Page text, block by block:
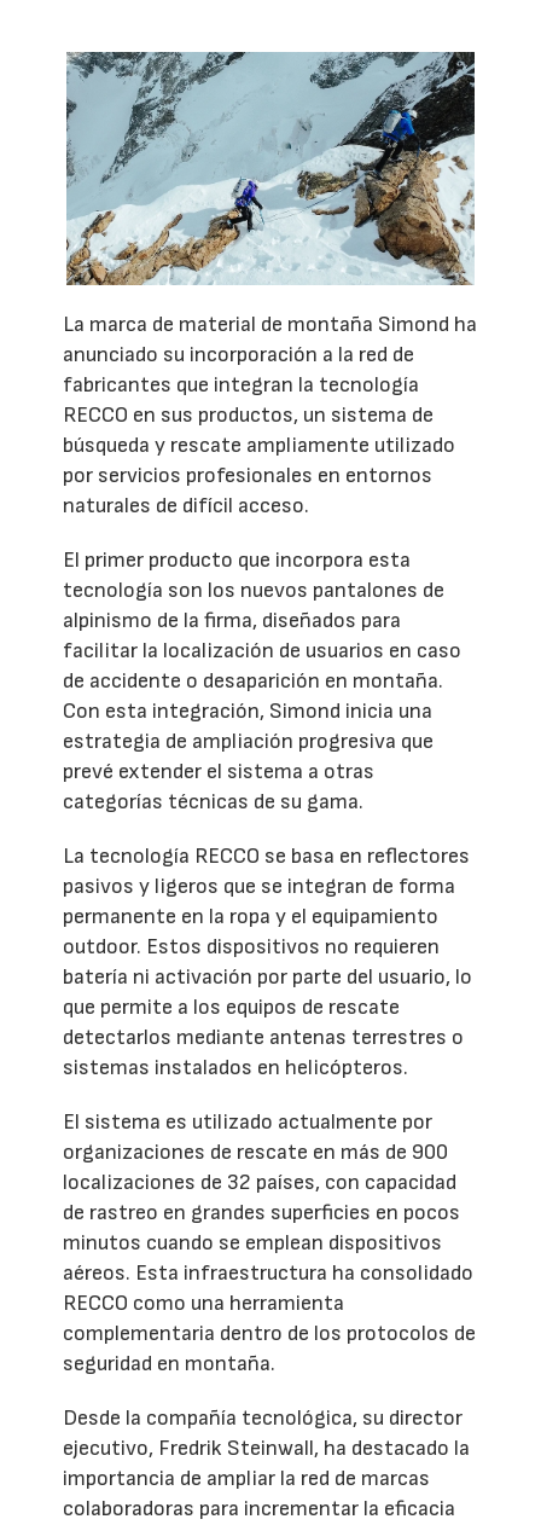
La marca de material de montaña Simond ha
anunciado su incorporación a la red de
fabricantes que integran la tecnología
RECCO en sus productos, un sistema de
búsqueda y rescate ampliamente utilizado
por servicios profesionales en entornos
naturales de difícil acceso.
El primer producto que incorpora esta
tecnología son los nuevos pantalones de
alpinismo de la firma, diseñados para
facilitar la localización de usuarios en caso
de accidente o desaparición en montaña.
Con esta integración, Simond inicia una
estrategia de ampliación progresiva que
prevé extender el sistema a otras
categorías técnicas de su gama.
La tecnología RECCO se basa en reflectores
pasivos y ligeros que se integran de forma
permanente en la ropa y el equipamiento
outdoor. Estos dispositivos no requieren
batería ni activación por parte del usuario, lo
que permite a los equipos de rescate
detectarlos mediante antenas terrestres o
sistemas instalados en helicópteros.
El sistema es utilizado actualmente por
organizaciones de rescate en más de 900
localizaciones de 32 países, con capacidad
de rastreo en grandes superficies en pocos
minutos cuando se emplean dispositivos
aéreos. Esta infraestructura ha consolidado
RECCO como una herramienta
complementaria dentro de los protocolos de
seguridad en montaña.
Desde la compañía tecnológica, su director
ejecutivo, Fredrik Steinwall, ha destacado la
importancia de ampliar la red de marcas
colaboradoras para incrementar la eficacia